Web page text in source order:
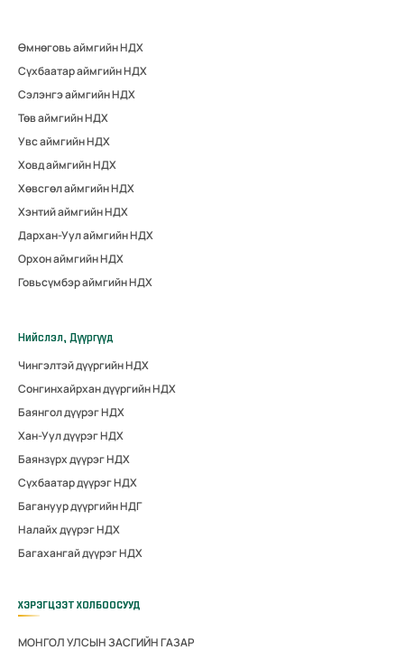
Өмнөговь аймгийн НДХ
Сүхбаатар аймгийн НДХ
Сэлэнгэ аймгийн НДХ
Төв аймгийн НДХ
Увс аймгийн НДХ
Ховд аймгийн НДХ
Хөвсгөл аймгийн НДХ
Хэнтий аймгийн НДХ
Дархан-Уул аймгийн НДХ
Орхон аймгийн НДХ
Говьсүмбэр аймгийн НДХ
Нийслэл, Дүүргүүд
Чингэлтэй дүүргийн НДХ
Сонгинхайрхан дүүргийн НДХ
Баянгол дүүрэг НДХ
Хан-Уул дүүрэг НДХ
Баянзүрх дүүрэг НДХ
Сүхбаатар дүүрэг НДХ
Багануур дүүргийн НДГ
Налайх дүүрэг НДХ
Багахангай дүүрэг НДХ
ХЭРЭГЦЭЭТ ХОЛБООСУУД
МОНГОЛ УЛСЫН ЗАСГИЙН ГАЗАР